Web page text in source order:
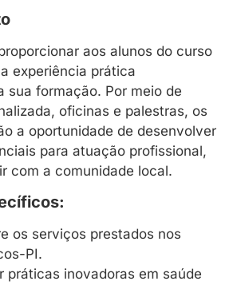
aos alunos do curso
experiência prática
sua formação. Por meio de
oficinas e palestras, os
a oportunidade de desenvolver
para atuação profissional,
com a comunidade local.
os serviços prestados nos
PI.
práticas inovadoras em saúde